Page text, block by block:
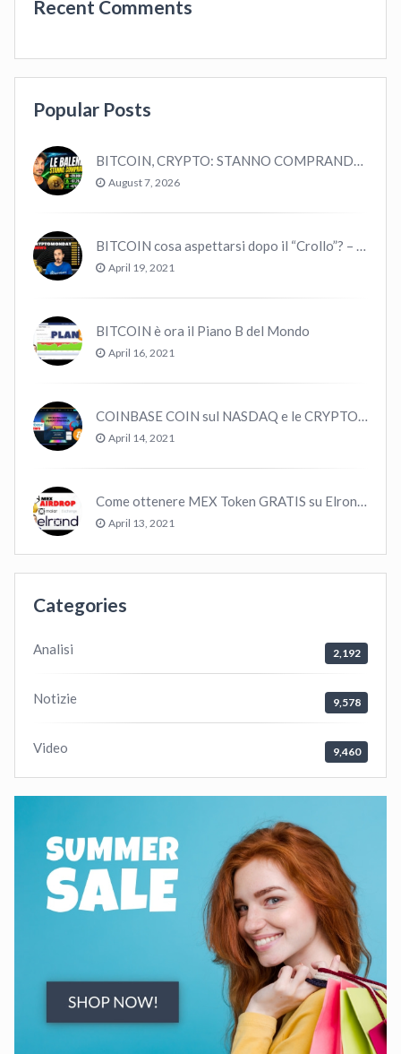
Recent Comments
Popular Posts
BITCOIN, CRYPTO: STANNO COMPRANDO TUTTI (GUARDA QUESTI DATI), EPPURE…
August 7, 2026
BITCOIN cosa aspettarsi dopo il “Crollo”? – CryptoMonday NEWS w16/’21
April 19, 2021
BITCOIN è ora il Piano B del Mondo
April 16, 2021
COINBASE COIN sul NASDAQ e le CRYPTO volano!
April 14, 2021
Come ottenere MEX Token GRATIS su Elrond ?
April 13, 2021
Categories
Analisi 2,192
Notizie 9,578
Video 9,460